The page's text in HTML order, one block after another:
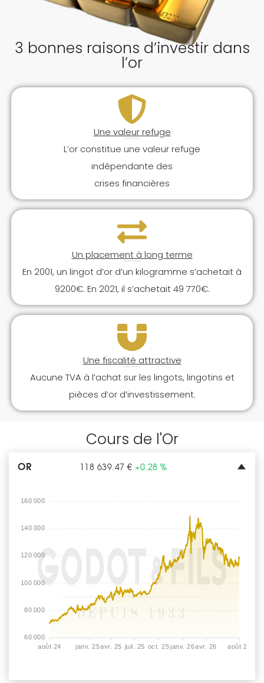
3 bonnes raisons d’investir dans
l’or
Une valeur refuge
L’or constitue une valeur refuge
indépendante des
crises financières
Un placement à long terme
En 2001, un lingot d’or d’un kilogramme s’achetait à
9200€. En 2021, il s’achetait 49 770€.
Une fiscalité attractive
Aucune TVA à l’achat sur les lingots, lingotins et
pièces d’or d’investissement.
Cours de l'Or